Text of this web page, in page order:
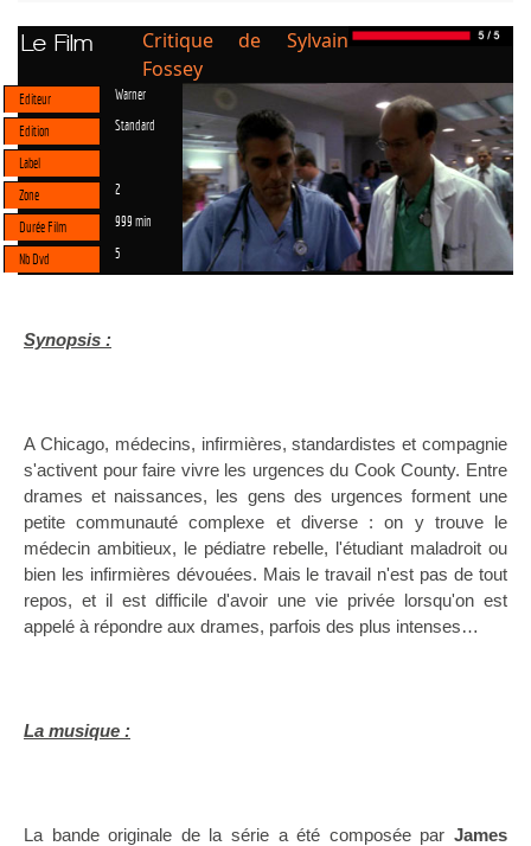
Le Film
Critique de Sylvain
Fossey
Editeur Warner
Edition Standard
Label
Zone
2
Durée Film 999 min
Nb Dvd 5
Synopsis :
A Chicago, médecins, infirmières, standardistes et compagnie
s'activent pour faire vivre les urgences du Cook County. Entre
drames et naissances, les gens des urgences forment une
petite communauté complexe et diverse : on y trouve le
médecin ambitieux, le pédiatre rebelle, l'étudiant maladroit ou
bien les infirmières dévouées. Mais le travail n'est pas de tout
repos, et il est difficile d'avoir une vie privée lorsqu'on est
appelé à répondre aux drames, parfois des plus intenses…
La musique :
La bande originale de la série a été composée par James